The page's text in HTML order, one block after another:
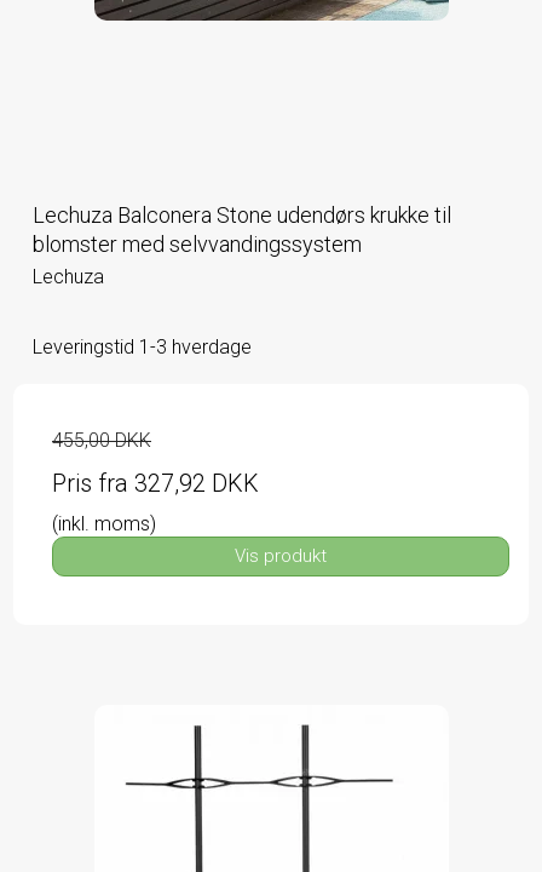
Lechuza Balconera Stone udendørs krukke til
blomster med selvvandingssystem
Lechuza
Leveringstid 1-3 hverdage
455,00 DKK
Pris fra 327,92 DKK
(inkl. moms)
Vis produkt